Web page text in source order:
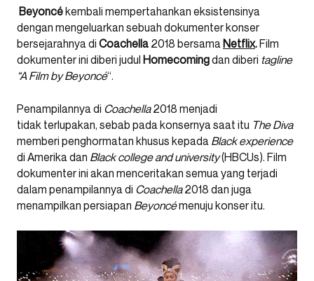
Beyoncékembali mempertahankan eksistensinya
dengan mengeluarkan sebuah dokumenter konser
bersejarahnya di Coachella 2018 bersama Netflix.Film
dokumenter ini diberi judul Homecomingdan diberi tagline
“A Film by Beyoncé“.
Penampilannya di Coachella2018 menjadi
tidak terlupakan, sebab pada konsernya saat itu The Diva
memberi penghormatan khusus kepada Black experience
di Amerika dan Black college and university(HBCUs). Film
dokumenter ini akan menceritakan semua yang terjadi
dalam penampilannya di Coachella2018 dan juga
menampilkan persiapan Beyoncémenuju konser itu.